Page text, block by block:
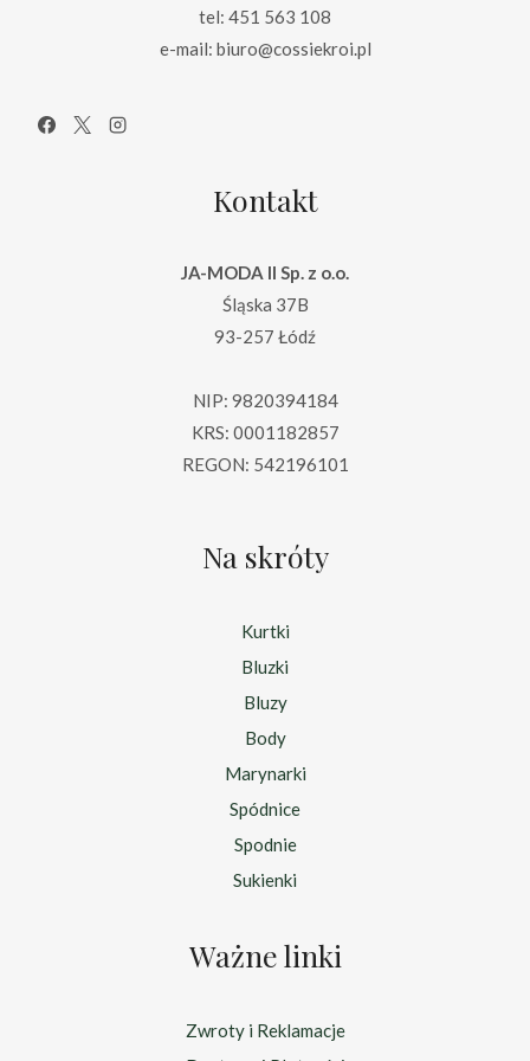
tel: 451 563 108
e-mail: biuro@cossiekroi.pl
Kontakt
JA-MODA II Sp. z o.o.
Śląska 37B
93-257 Łódź
NIP: 9820394184
KRS: 0001182857
REGON: 542196101
Na skróty
Kurtki
Bluzki
Bluzy
Body
Marynarki
Spódnice
Spodnie
Sukienki
Ważne linki
Zwroty i Reklamacje